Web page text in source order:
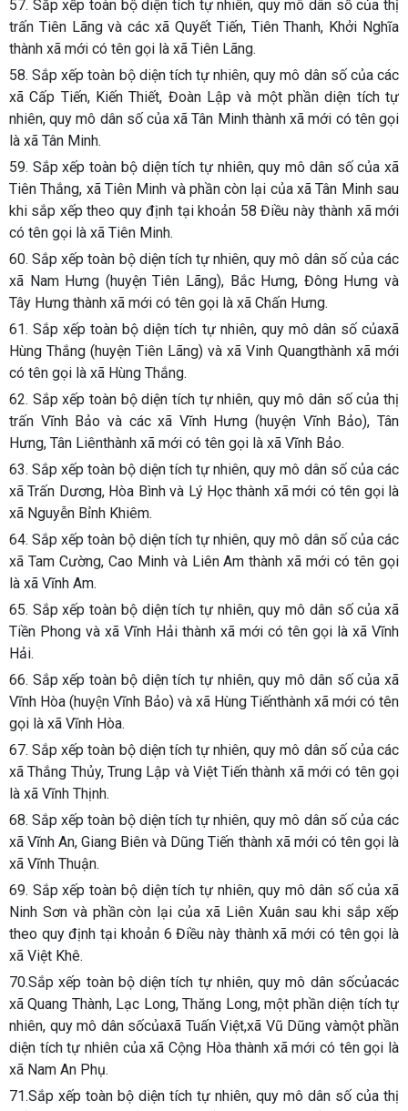
57. Sắp xếp toàn bộ diện tích tự nhiên, quy mô dân số của thị
trấn Tiên Lãng và các xã Quyết Tiến, Tiên Thanh, Khởi Nghĩa
thành xã mới có tên gọi là xã Tiên Lãng.
58. Sắp xếp toàn bộ diện tích tự nhiên, quy mô dân số của các
xã Cấp Tiến, Kiến Thiết, Đoàn Lập và một phần diện tích tự
nhiên, quy mô dân số của xã Tân Minh thành xã mới có tên gọi
là xã Tân Minh.
59. Sắp xếp toàn bộ diện tích tự nhiên, quy mô dân số của xã
Tiên Thắng, xã Tiên Minh và phần còn lại của xã Tân Minh sau
khi sắp xếp theo quy định tại khoản 58 Điều này thành xã mới
có tên gọi là xã Tiên Minh.
60. Sắp xếp toàn bộ diện tích tự nhiên, quy mô dân số của các
xã Nam Hưng (huyện Tiên Lãng), Bắc Hưng, Đông Hưng và
Tây Hưng thành xã mới có tên gọi là xã Chấn Hưng.
61. Sắp xếp toàn bộ diện tích tự nhiên, quy mô dân số củaxã
Hùng Thắng (huyện Tiên Lãng) và xã Vinh Quangthành xã mới
có tên gọi là xã Hùng Thắng.
62. Sắp xếp toàn bộ diện tích tự nhiên, quy mô dân số của thị
trấn Vĩnh Bảo và các xã Vĩnh Hưng (huyện Vĩnh Bảo), Tân
Hưng, Tân Liênthành xã mới có tên gọi là xã Vĩnh Bảo.
63. Sắp xếp toàn bộ diện tích tự nhiên, quy mô dân số của các
xã Trấn Dương, Hòa Bình và Lý Học thành xã mới có tên gọi là
xã Nguyễn Bỉnh Khiêm.
64. Sắp xếp toàn bộ diện tích tự nhiên, quy mô dân số của các
xã Tam Cường, Cao Minh và Liên Am thành xã mới có tên gọi
là xã Vĩnh Am.
65. Sắp xếp toàn bộ diện tích tự nhiên, quy mô dân số của xã
Tiền Phong và xã Vĩnh Hải thành xã mới có tên gọi là xã Vĩnh
Hải.
66. Sắp xếp toàn bộ diện tích tự nhiên, quy mô dân số của xã
Vĩnh Hòa (huyện Vĩnh Bảo) và xã Hùng Tiếnthành xã mới có tên
gọi là xã Vĩnh Hòa.
67. Sắp xếp toàn bộ diện tích tự nhiên, quy mô dân số của các
xã Thắng Thủy, Trung Lập và Việt Tiến thành xã mới có tên gọi
là xã Vĩnh Thịnh.
68. Sắp xếp toàn bộ diện tích tự nhiên, quy mô dân số của các
xã Vĩnh An, Giang Biên và Dũng Tiến thành xã mới có tên gọi là
xã Vĩnh Thuận.
69. Sắp xếp toàn bộ diện tích tự nhiên, quy mô dân số của xã
Ninh Sơn và phần còn lại của xã Liên Xuân sau khi sắp xếp
theo quy định tại khoản 6 Điều này thành xã mới có tên gọi là
xã Việt Khê.
70.Sắp xếp toàn bộ diện tích tự nhiên, quy mô dân sốcủacác
xã Quang Thành, Lạc Long, Thăng Long, một phần diện tích tự
nhiên, quy mô dân sốcủaxã Tuấn Việt,xã Vũ Dũng vàmột phần
diện tích tự nhiên của xã Cộng Hòa thành xã mới có tên gọi là
xã Nam An Phụ.
71.Sắp xếp toàn bộ diện tích tự nhiên, quy mô dân số của thị